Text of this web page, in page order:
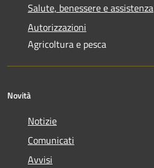
Salute, benessere e assistenza
Autorizzazioni
Agricoltura e pesca
Novità
Notizie
Comunicati
Avvisi